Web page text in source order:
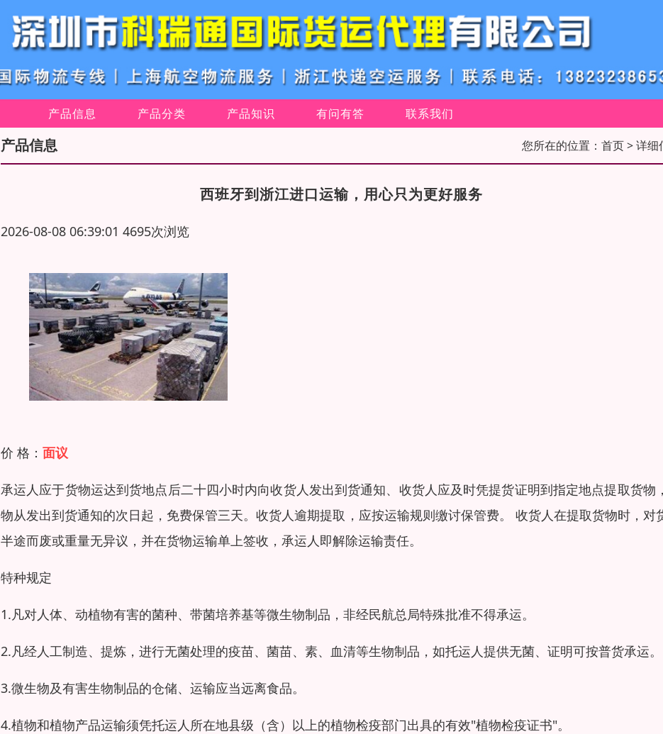
产品信息 产品分类 产品知识 有问有答 联系我们
产品信息 您所在的位置： 首页> 详细
西班牙到浙江进口运输，用心只为更好服务
2026-08-08 06:39:01 4695次浏览
价 格： 面议
承运人应于货物运达到货地点后二十四小时内向收货人发出到货通知、收货人应及时凭提货证明到指定地点提取货物
物从发出到货通知的次日起，免费保管三天。收货人逾期提取，应按运输规则缴讨保管费。 收货人在提取货物时，对
半途而废或重量无异议，并在货物运输单上签收，承运人即解除运输责任。
特种规定
1.凡对人体、动植物有害的菌种、带菌培养基等微生物制品，非经民航总局特殊批准不得承运。
2.凡经人工制造、提炼，进行无菌处理的疫苗、菌苗、素、血清等生物制品，如托运人提供无菌、证明可按普货承运。
3.微生物及有害生物制品的仓储、运输应当远离食品。
4.植物和植物产品运输须凭托运人所在地县级（含）以上的植物检疫部门出具的有效"植物检疫证书"。